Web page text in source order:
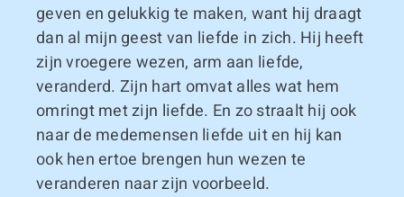
geven en gelukkig te maken, want hij draagt
dan al mijn geest van liefde in zich. Hij heeft
zijn vroegere wezen, arm aan liefde,
veranderd. Zijn hart omvat alles wat hem
omringt met zijn liefde. En zo straalt hij ook
naar de medemensen liefde uit en hij kan
ook hen ertoe brengen hun wezen te
veranderen naar zijn voorbeeld.